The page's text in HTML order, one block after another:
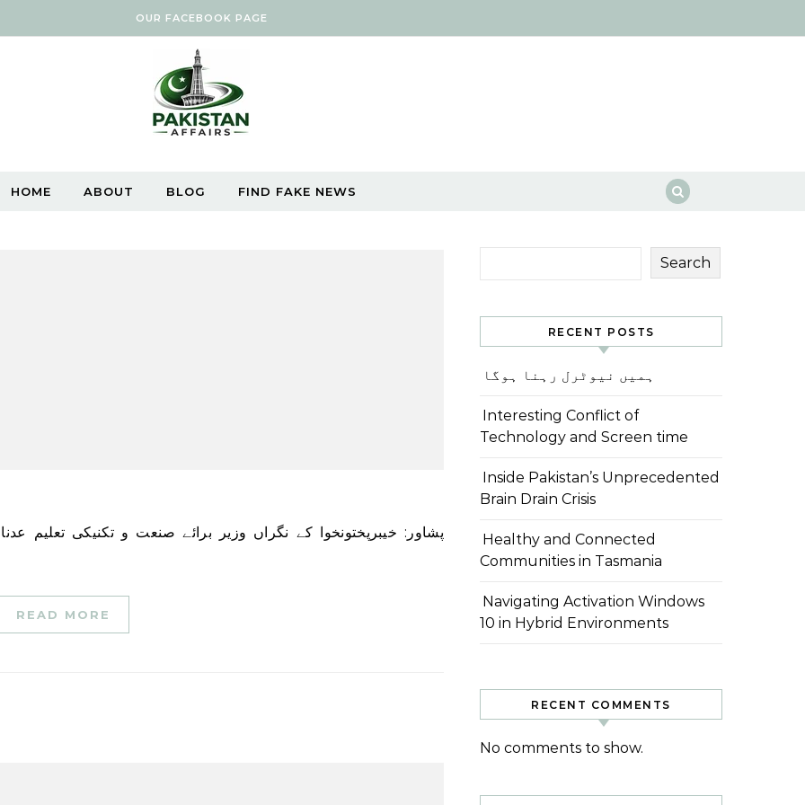
OUR FACEBOOK PAGE
HOME ABOUT BLOG FIND FAKE NEWS
پشاور: خیبرپختونخوا کے نگراں وزیر برائے صنعت و تکنیکی تعلیم عدنان جلیل نے یہاں مقامی ہوٹل پشاور میں امریکی
READ MORE
Search
RECENT POSTS
ہمیں نیوٹرل رہنا ہوگا
Interesting Conflict of
Technology and Screen time
Inside Pakistan’s Unprecedented
Brain Drain Crisis
Healthy and Connected
Communities in Tasmania
Navigating Activation Windows
10 in Hybrid Environments
RECENT COMMENTS
No comments to show.